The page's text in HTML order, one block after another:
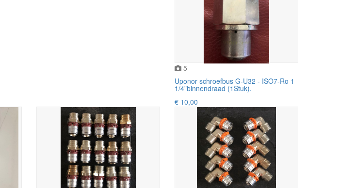
5
Uponor schroefbus G-U32 - ISO7-Ro 1
1/4"binnendraad (1Stuk).
€ 10,00